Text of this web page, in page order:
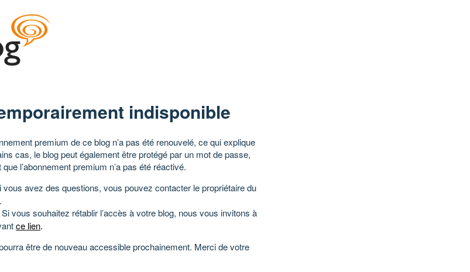
indisponible
premium de ce blog n’a pas été renouvelé, ce qui explique
cas, le blog peut également être protégé par un mot de passe,
l’abonnement premium n’a pas été réactivé.
vous avez des questions, vous pouvez contacter le propriétaire du
.
Si vous souhaitez rétablir l’accès à votre blog, nous vous invitons à
ce lien.
être de nouveau accessible prochainement. Merci de votre